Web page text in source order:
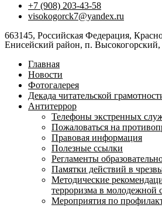
+7 (908) 203-43-58
visokogorck7@yandex.ru
663145, Российская Федерация,
Енисейский район, п.
Главная
Новости
Фотогалерея
Декада читательской
Антитеррор
Телефоны экстренных
Пожаловаться на
Правовая информация
Полезные ссылки
Регламенты
Памятки действий в
Методические
терроризма в молодежной
Мероприятия по